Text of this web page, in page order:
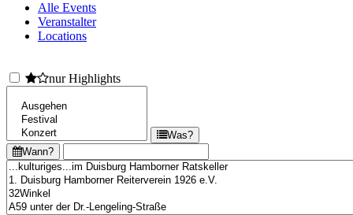
Alle Events
Veranstalter
Locations
nur Highlights
Was?
Wann?